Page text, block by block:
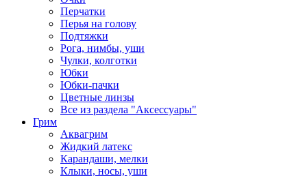
Перчатки
Перья на голову
Подтяжки
Рога, нимбы, уши
Чулки, колготки
Юбки
Юбки-пачки
Цветные линзы
Все из раздела "Аксессуары"
Грим
Аквагрим
Жидкий латекс
Карандаши, мелки
Клыки, носы, уши